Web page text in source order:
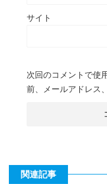
サイト
次回のコメントで使
前、メールアドレス
関連記事